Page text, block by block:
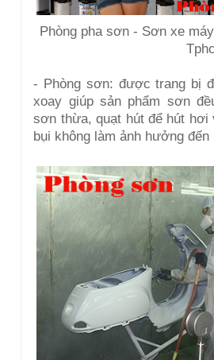
Phòng pha sơn - Sơn xe
- Phòng sơn: được trang bị
xoay giúp sản phẩm sơn
sơn thừa, quạt hút để hút
bụi không làm ảnh hưởng